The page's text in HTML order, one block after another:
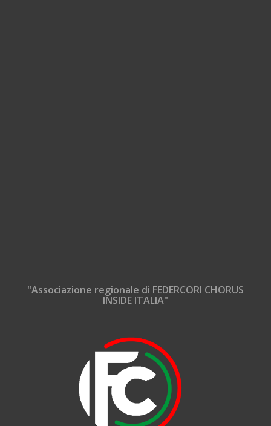
"Associazione regionale di FEDERCORI CHORUS
INSIDE ITALIA"